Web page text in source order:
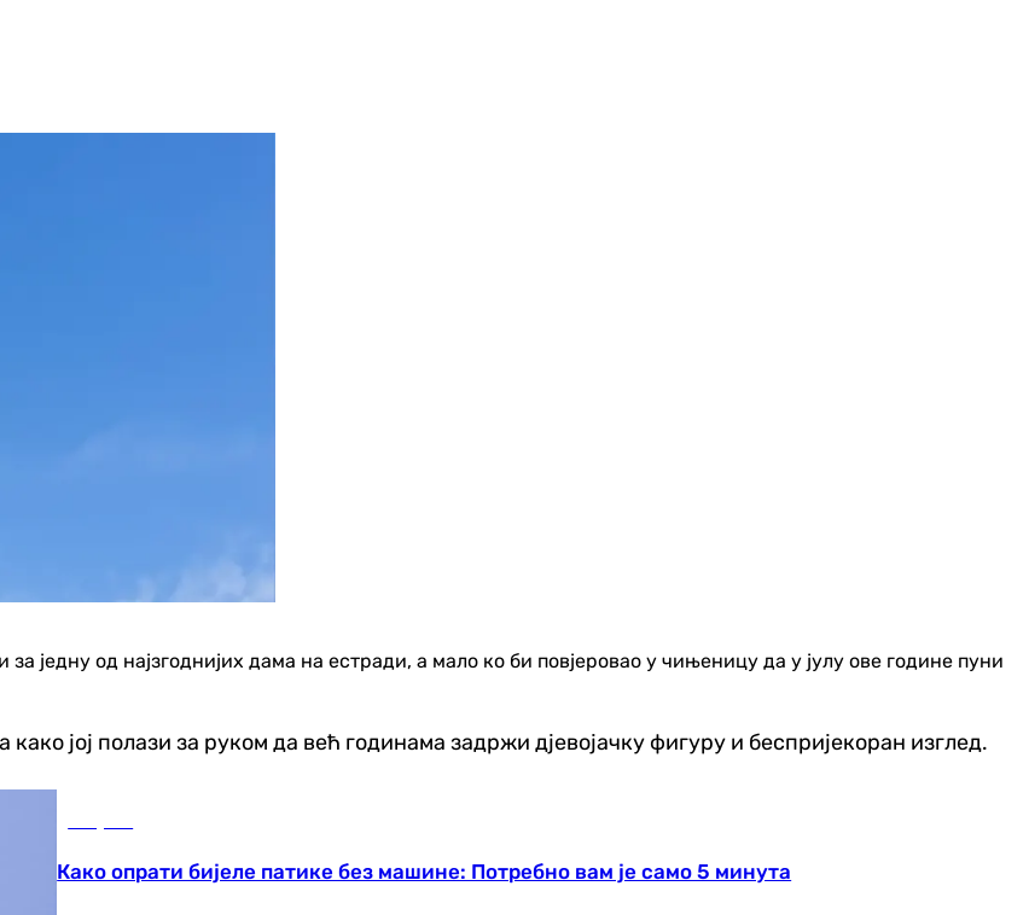
једну од најзгоднијих дама на естради, а мало ко би повјеровао у чињеницу да у јулу ове године пуни
како јој полази за руком да већ годинама задржи дјевојачку фигуру и беспријекоран изглед.
Како опрати бијеле патике без машине: Потребно вам је само 5 минута